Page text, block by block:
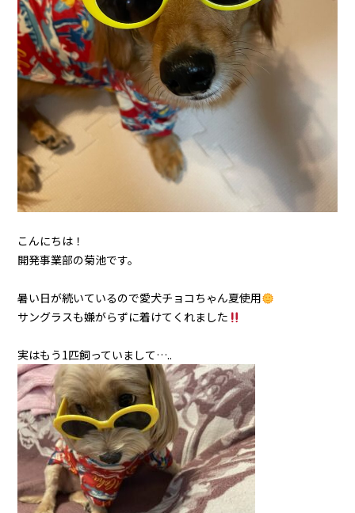
こんにちは！
開発事業部の菊池です。
暑い日が続いているので愛犬チョコちゃん夏使用
サングラスも嫌がらずに着けてくれました
実はもう1匹飼っていまして…..